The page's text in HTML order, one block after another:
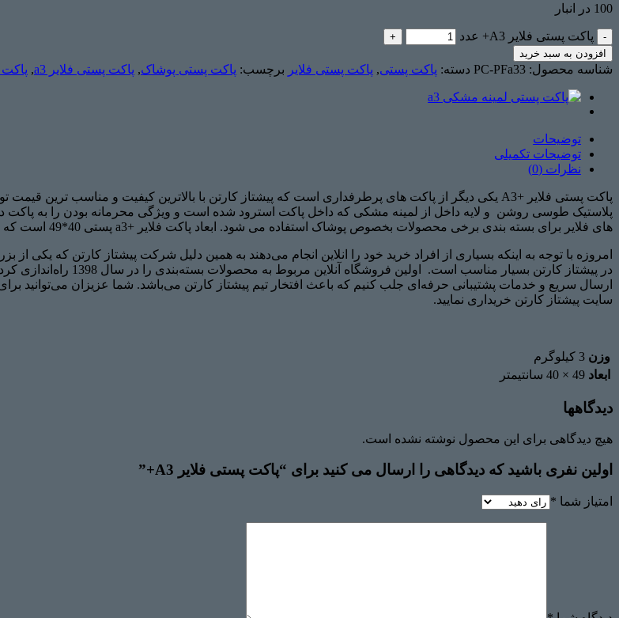
100 در انبار
پاکت پستی فلایر A3+ عدد
افزودن به سبد خرید
شناسه محصول: PC-PFa33 دسته: پاکت پستی, پاکت پستی فلایر برچسب: پاکت پستی پوشاک, پاکت پستی فلایر a3 ,
توضیحات
توضیحات تکمیلی
نظرات (0)
پلاستیک طوسی روشن و لایه داخل از لمینه مشکی که داخل پاکت استرود شده است و ویژگی محرمانه بودن را به پاکت
های فلایر برای بسته بندی برخی محصولات بخصوص پوشاک استفاده می شود. ابعاد پاکت فلایر +a3 پستی 40*49 است که ابعاد بزرگ و کاربردی است.
در پیشتاز کارتن بسیار
ارسال سریع و خدمات پشتیبانی حرفه‌ای جلب کنیم که باعث افتخار تیم پیشتاز کارتن می‌باشد. شما عزیزان می‌توانید
سایت پیشتاز کارتن خریداری نمایید.
وزن 3 کیلوگرم
ابعاد 49 × 40 سانتیمتر
دیدگاهها
هیچ دیدگاهی برای این محصول نوشته نشده است.
اولین نفری باشید که دیدگاهی را ارسال می کنید برای “پاکت پستی فلایر A3+”
امتیاز شما *